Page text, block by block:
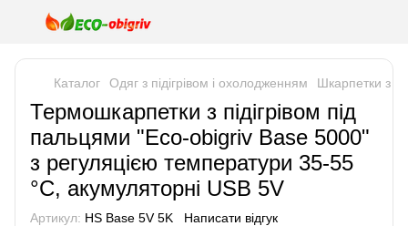
Каталог Одяг з підігрівом і охолодженням Шкарпетки з
Термошкарпетки з підігрівом під
пальцями "Eco-obigriv Base 5000"
з регуляцією температури 35-55
°C, акумуляторні USB 5V
Артикул: HS Base 5V 5K Написати відгук